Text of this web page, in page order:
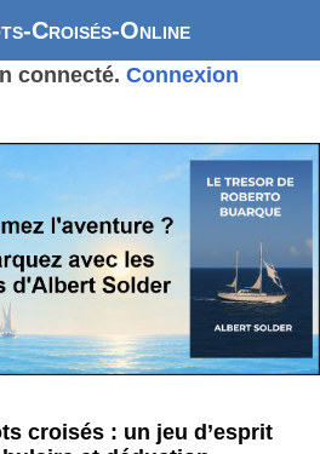
Croisés-Online
connecté. Connexion
croisés : un jeu d’esprit